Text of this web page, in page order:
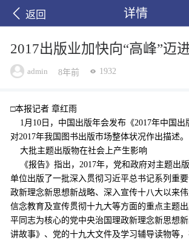
返回 详情
2017出版业加快向“高峰”迈
admin 8年前 1932
□本报记者 章红雨
1月10日，中国出版年会发布《2017年中国出
对2017年我国图书出版市场整体状况作出描述。
大批主题出版物在社会上产生影响
《报告》指出，2017年，党和政府对主题出
单位出版了一批深入贯彻习近平总书记系列重
政新理念新思想新战略、深入宣传十八大以来
信念教育及宣传贯彻十九大等方面的重点主题
平同志为核心的党中央治国理政新理念新思想
讲故事》、党的十九大文件及学习辅导读物等